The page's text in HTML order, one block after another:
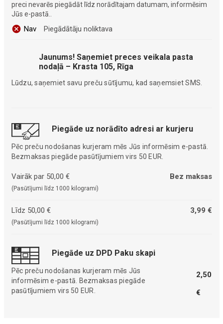
preci nevarēs piegādāt līdz norādītajam datumam, informēsim
Jūs e-pastā..
Nav Piegādātāju noliktava
Jaunums! Saņemiet preces veikala pasta
nodaļā – Krasta 105, Rīga
Lūdzu, saņemiet savu preču sūtījumu, kad saņemsiet SMS.
Piegāde uz norādīto adresi ar kurjeru
Pēc preču nodošanas kurjeram mēs Jūs informēsim e-pastā.
Bezmaksas piegāde pasūtījumiem virs 50 EUR.
Vairāk par 50,00 €
(Pasūtījumi līdz 1000 kilogrami)
Bez maksas
Līdz 50,00 €
(Pasūtījumi līdz 1000 kilogrami)
3,99 €
Piegāde uz DPD Paku skapi
Pēc preču nodošanas kurjeram mēs Jūs
informēsim e-pastā. Bezmaksas piegāde
pasūtījumiem virs 50 EUR.
2,50
€